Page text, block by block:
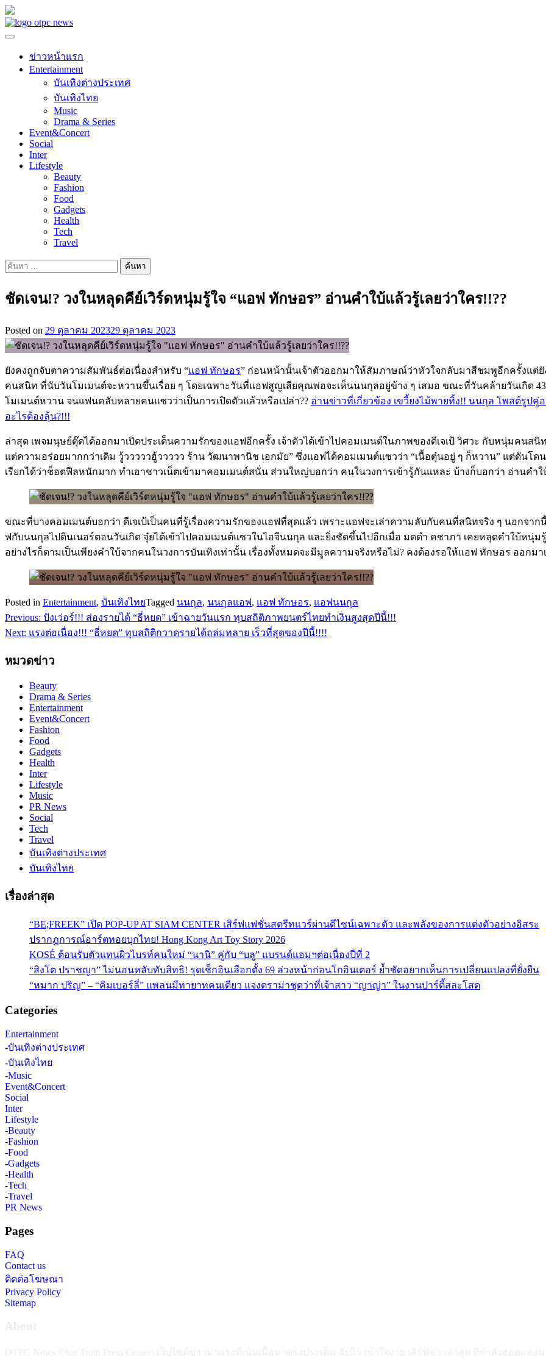
Skip
to
ข่าวหน้าแรก
Entertainment
บันเทิงต่างประเทศ
บันเทิงไทย
Music
Drama & Series
Event&Concert
Social
Inter
Lifestyle
Beauty
Fashion
Food
Gadgets
Health
Tech
Travel
ค้นหา
ชัดเจน!? วงในหลุดคีย์เวิร์ดหนุ่มรู้ใจ “แอฟ ทักษอร” อ่านคำใบ้แล้วรู้เลยว่าใคร!!??
Posted on 29 ตุลาคม 202329 ตุลาคม 2023
ยังคงถูกจับตาความสัมพันธ์ต่อเนื่องสำหรับ “แอฟ ทักษอร” ก่อนหน้านั้นเจ้าตัวออกมาให้สัมภาษณ์ว่าหัวใจกลับมาสีชมพูอีกครั้งแต่
คนสนิท ที่นับวันโมเมนต์จะหวานขึ้นเรื่อย ๆ โดยเฉพาะวันที่แอฟสูญเสียคุณพ่อจะเห็นนนกุลอยู่ข้าง ๆ เสมอ ขณะที่วันคล้ายวันเกิด
โมเมนต์หวาน จนแฟนคลับหลายคนแซวว่าเป็นการเปิดตัวแล้วหรือเปล่า?? อ่านข่าวที่เกี่ยวข้อง เขวี้ยงไม้พายทิ้ง!! นนกุล โพสต์รูป
อะไรต้องลุ้น?!!!
ล่าสุด เพจมนุษย์ตุ๊ดได้ออกมาเปิดประเด็นความรักของแอฟอีกครั้ง เจ้าตัวได้เข้าไปคอมเมนต์ในภาพของดีเจเป้ วิศวะ กับหนุ่มคนส
แต่ความอร่อยมากกว่าเดิม วู้วววววฮู้ววววว ร้าน วัฒนาพานิช เอกมัย” ซึ่งแอฟได้คอมเมนต์แซวว่า “เนื้อตุ๋นอยู่ ๆ ก็หวาน” แต่ดันโด
เรียกได้ว่าช็อตฟีลหนักมาก ทำเอาชาวเน็ตเข้ามาคอมเมนต์สนั่น ส่วนใหญ่บอกว่า คนในวงการเข้ารู้กันแหละ บ้างก็บอกว่า อ่านคำ
ขณะที่บางคอมเมนต์บอกว่า ดีเจเป้เป็นคนที่รู้เรื่องความรักของแอฟที่สุดแล้ว เพราะแอฟจะเล่าความลับกับคนที่สนิทจริง ๆ นอกจา
ฟกับนนกุลไปดินเนอร์ตอนวันเกิด จุ๋ยได้เข้าไปคอมเมนต์แซวในไอจีนนกุล และยิ่งชัดขึ้นไปอีกเมื่อ มดดํา คชาภา เคยหลุดคำใบ้หนุ่ม
อย่างไรก็ตามเป็นเพียงคำใบ้จากคนในวงการบันเทิงเท่านั้น เรื่องทั้งหมดจะมีมูลความจริงหรือไม่? คงต้องรอให้แอฟ ทักษอร ออกมา
Posted in Entertainment, บันเทิงไทยTagged นนกุล, นนกุลแอฟ, แอฟ ทักษอร, แอฟนนกุล
แนะแนว
Previous: ปังเว่อร์!!! ส่องรายได้ “ธี่หยด” เข้าฉายวันแรก ทุบสถิติภาพยนตร์ไทยทำเงินสูงสุดปีนี้!!!
Next: แรงต่อเนื่อง!!! “ธี่หยด” ทุบสถิติกวาดรายได้ถล่มทลาย เร็วที่สุดของปีนี้!!!!
หมวดข่าว
Beauty
Drama & Series
Entertainment
Event&Concert
Fashion
Food
Gadgets
Health
Inter
Lifestyle
Music
PR News
Social
Tech
Travel
บันเทิงต่างประเทศ
บันเทิงไทย
เรื่องล่าสุด
“BE;FREEK” เปิด POP-UP AT SIAM CENTER เสิร์ฟแฟชั่นสตรีทแวร์ผ่านดีไซน์เฉพาะตัว และพลังของการแต่งตัวอย่างอิสระ
ปรากฏการณ์อาร์ตทอยบุกไทย! Hong Kong Art Toy Story 2026
KOSÉ ต้อนรับตัวแทนผิวไบรท์คนใหม่ “นานิ” คู่กับ “บลู” แบรนด์แอมฯต่อเนื่องปีที่ 2
“สิงโต ปราชญา” ไม่นอนหลับทับสิทธิ! รุดเช็กอินเลือกตั้ง 69 ล่วงหน้าก่อนโกอินเตอร์ ย้ำชัดอยากเห็นการเปลี่ยนแปลงที่ยั่งยืน
“หมาก ปริญ” – “คิมเบอร์ลี่” แพลนมีทายาทคนเดียว แจงดราม่าชุดว่าที่เจ้าสาว “ญาญ่า” ในงานปาร์ตี้สละโสด
Categories
Entertainment
-บันเทิงต่างประเทศ
-บันเทิงไทย
-Music
Event&Concert
Social
Inter
Lifestyle
-Beauty
-Fashion
-Food
-Gadgets
-Health
-Tech
-Travel
PR News
Pages
FAQ
Contact us
ติดต่อโฆษณา
Privacy Policy
Sitemap